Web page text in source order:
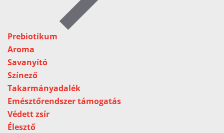
Prebiotikum
Aroma
Savanyító
Színező
Takarmányadalék
Emésztőrendszer támogatás
Védett zsír
Élesztő